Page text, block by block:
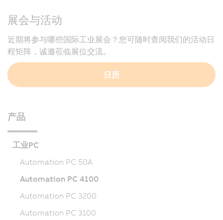
展会与活动
近期将参与哪些国际工业展会？您可随时查阅我们的活动日
程矩阵，诚邀莅临展位交流。
日历
产品
工业PC
Automation PC 50A
Automation PC 4100
Automation PC 3200
Automation PC 3100